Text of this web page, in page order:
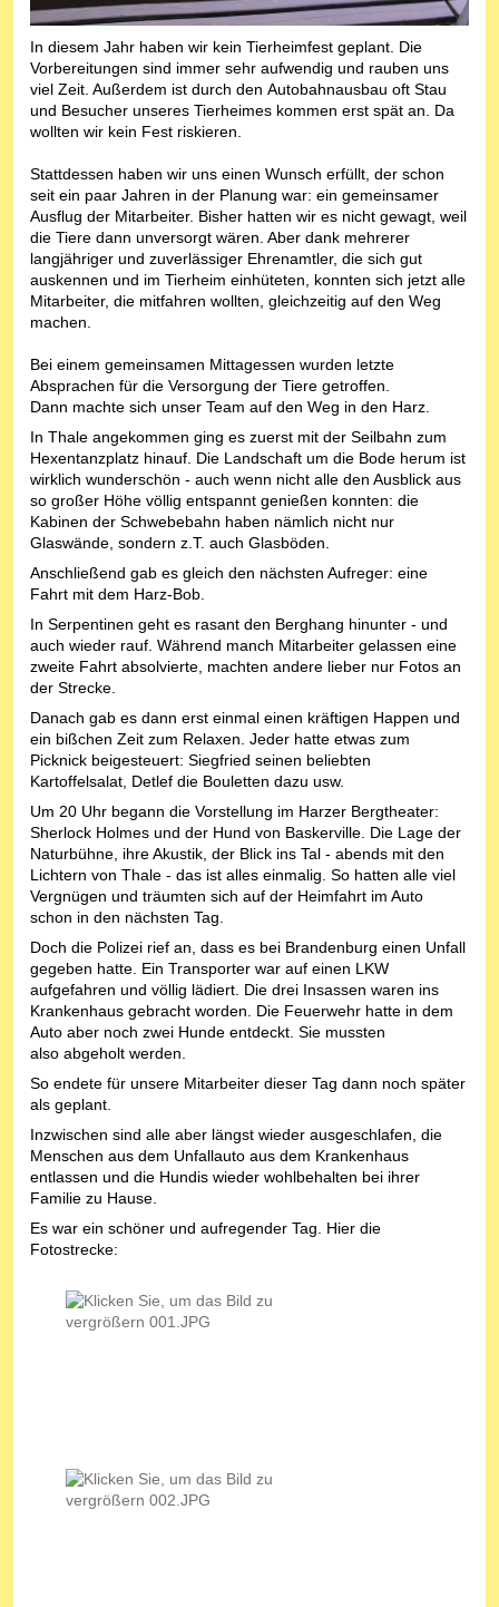
In diesem Jahr haben wir kein Tierheimfest geplant. Die
Vorbereitungen sind immer sehr aufwendig und rauben uns
viel Zeit. Außerdem ist durch den Autobahnausbau oft Stau
und Besucher unseres Tierheimes kommen erst spät an. Da
wollten wir kein Fest riskieren.
Stattdessen haben wir uns einen Wunsch erfüllt, der schon
seit ein paar Jahren in der Planung war: ein gemeinsamer
Ausflug der Mitarbeiter. Bisher hatten wir es nicht gewagt, weil
die Tiere dann unversorgt wären. Aber dank mehrerer
langjähriger und zuverlässiger Ehrenamtler, die sich gut
auskennen und im Tierheim einhüteten, konnten sich jetzt alle
Mitarbeiter, die mitfahren wollten, gleichzeitig auf den Weg
machen.
Bei einem gemeinsamen Mittagessen wurden letzte
Absprachen für die Versorgung der Tiere getroffen.
Dann machte sich unser Team auf den Weg in den Harz.
In Thale angekommen ging es zuerst mit der Seilbahn zum
Hexentanzplatz hinauf. Die Landschaft um die Bode herum ist
wirklich wunderschön - auch wenn nicht alle den Ausblick aus
so großer Höhe völlig entspannt genießen konnten: die
Kabinen der Schwebebahn haben nämlich nicht nur
Glaswände, sondern z.T. auch Glasböden.
Anschließend gab es gleich den nächsten Aufreger: eine
Fahrt mit dem Harz-Bob.
In Serpentinen geht es rasant den Berghang hinunter - und
auch wieder rauf. Während manch Mitarbeiter gelassen eine
zweite Fahrt absolvierte, machten andere lieber nur Fotos an
der Strecke.
Danach gab es dann erst einmal einen kräftigen Happen und
ein bißchen Zeit zum Relaxen. Jeder hatte etwas zum
Picknick beigesteuert: Siegfried seinen beliebten
Kartoffelsalat, Detlef die Bouletten dazu usw.
Um 20 Uhr begann die Vorstellung im Harzer Bergtheater:
Sherlock Holmes und der Hund von Baskerville. Die Lage der
Naturbühne, ihre Akustik, der Blick ins Tal - abends mit den
Lichtern von Thale - das ist alles einmalig. So hatten alle viel
Vergnügen und träumten sich auf der Heimfahrt im Auto
schon in den nächsten Tag.
Doch die Polizei rief an, dass es bei Brandenburg einen Unfall
gegeben hatte. Ein Transporter war auf einen LKW
aufgefahren und völlig lädiert. Die drei Insassen waren ins
Krankenhaus gebracht worden. Die Feuerwehr hatte in dem
Auto aber noch zwei Hunde entdeckt. Sie mussten
also abgeholt werden.
So endete für unsere Mitarbeiter dieser Tag dann noch später
als geplant.
Inzwischen sind alle aber längst wieder ausgeschlafen, die
Menschen aus dem Unfallauto aus dem Krankenhaus
entlassen und die Hundis wieder wohlbehalten bei ihrer
Familie zu Hause.
Es war ein schöner und aufregender Tag. Hier die
Fotostrecke: